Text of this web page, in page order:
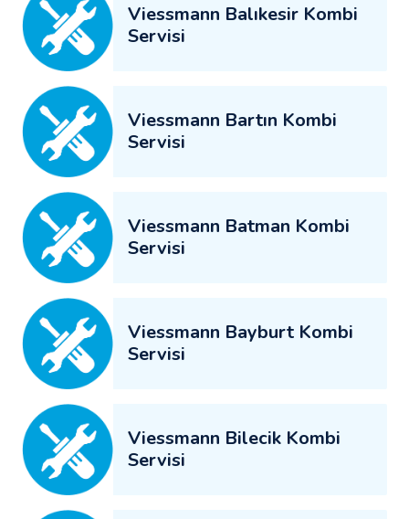
Viessmann Balıkesir Kombi
Servisi
Viessmann Bartın Kombi
Servisi
Viessmann Batman Kombi
Servisi
Viessmann Bayburt Kombi
Servisi
Viessmann Bilecik Kombi
Servisi